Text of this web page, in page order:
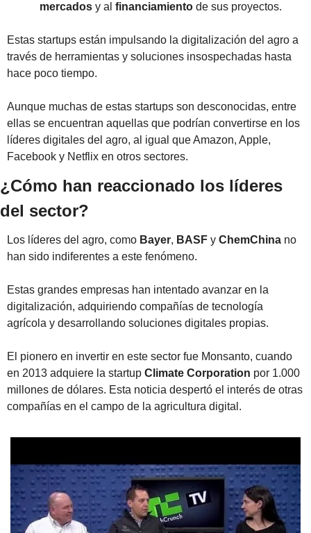
mercados y al financiamiento de sus proyectos.
Estas startups están impulsando la digitalización del agro a
través de herramientas y soluciones insospechadas hasta
hace poco tiempo.
Aunque muchas de estas startups son desconocidas, entre
ellas se encuentran aquellas que podrían convertirse en los
líderes digitales del agro, al igual que Amazon, Apple,
Facebook y Netflix en otros sectores.
¿Cómo han reaccionado los líderes
del sector?
Los líderes del agro, como Bayer, BASF y ChemChina no
han sido indiferentes a este fenómeno.
Estas grandes empresas han intentado avanzar en la
digitalización, adquiriendo compañías de tecnología
agrícola y desarrollando soluciones digitales propias.
El pionero en invertir en este sector fue Monsanto, cuando
en 2013 adquiere la startup Climate Corporation por 1.000
millones de dólares. Esta noticia despertó el interés de otras
compañías en el campo de la agricultura digital.